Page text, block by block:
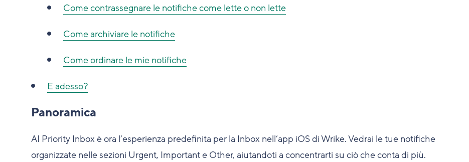
Come contrassegnare le notifiche come lette o non lette
Come archiviare le notifiche
Come ordinare le mie notifiche
E adesso?
Panoramica
AI Priority Inbox è ora l’esperienza predefinita per la Inbox nell’app iOS di Wrike. Vedrai le tue notifiche
organizzate nelle sezioni Urgent, Important e Other, aiutandoti a concentrarti su ciò che conta di più.